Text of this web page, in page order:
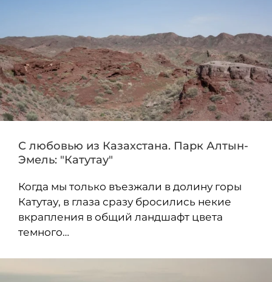
С любовью из Казахстана. Парк Алтын-
Эмель: "Катутау"
Когда мы только въезжали в долину горы
Катутау, в глаза сразу бросились некие
вкрапления в общий ландшафт цвета
темного…